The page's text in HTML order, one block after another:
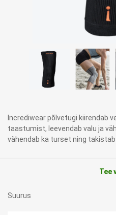
Incrediwear põlvetugi kiirendab
taastumist, leevendab valu ja
vähendab ka turset ning
Tee
Suurus